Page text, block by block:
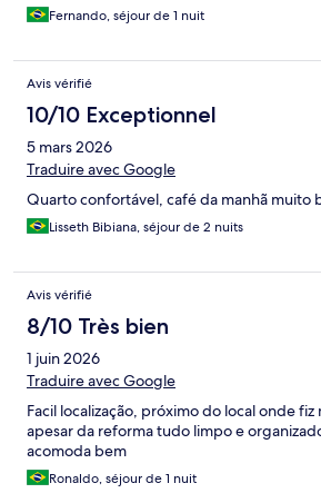
Fernando, séjour de 1 nuit
Avis vérifié
10/10 Exceptionnel
5 mars 2026
Traduire avec Google
Quarto confortável, café da manhã muito
Lisseth Bibiana, séjour de 2 nuits
Avis vérifié
8/10 Très bien
1 juin 2026
Traduire avec Google
Facil localização, próximo do local onde fiz
apesar da reforma tudo limpo e
acomoda bem
Ronaldo, séjour de 1 nuit